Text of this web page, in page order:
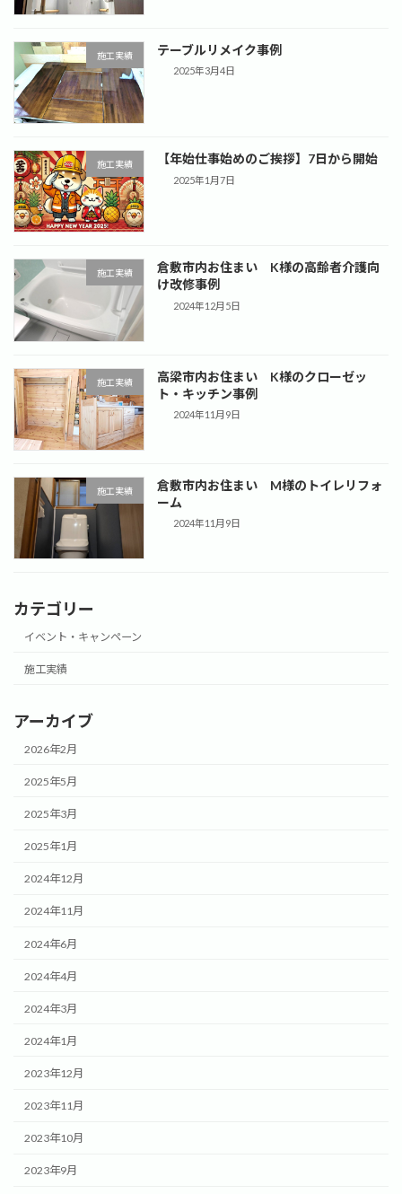
施工実績 テーブルリメイク事例
2025年3月4日
施工実績 【年始仕事始めのご挨拶】7日から開始
2025年1月7日
施工実績
倉敷市内お住まい K様の高齢者介護向
け改修事例
2024年12月5日
施工実績
高梁市内お住まい K様のクローゼッ
ト・キッチン事例
2024年11月9日
施工実績
倉敷市内お住まい M様のトイレリフォ
ーム
2024年11月9日
カテゴリー
イベント・キャンペーン
施工実績
アーカイブ
2026年2月
2025年5月
2025年3月
2025年1月
2024年12月
2024年11月
2024年6月
2024年4月
2024年3月
2024年1月
2023年12月
2023年11月
2023年10月
2023年9月